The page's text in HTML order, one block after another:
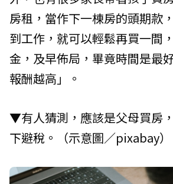
房租，當作下一棟房的頭期款
到工作，就可以輕鬆再買一間
金，及早佈局，畢竟時間是最
報酬越高」。
▼有人猜測，應該是父母買房
下避稅。（示意圖／pixabay）